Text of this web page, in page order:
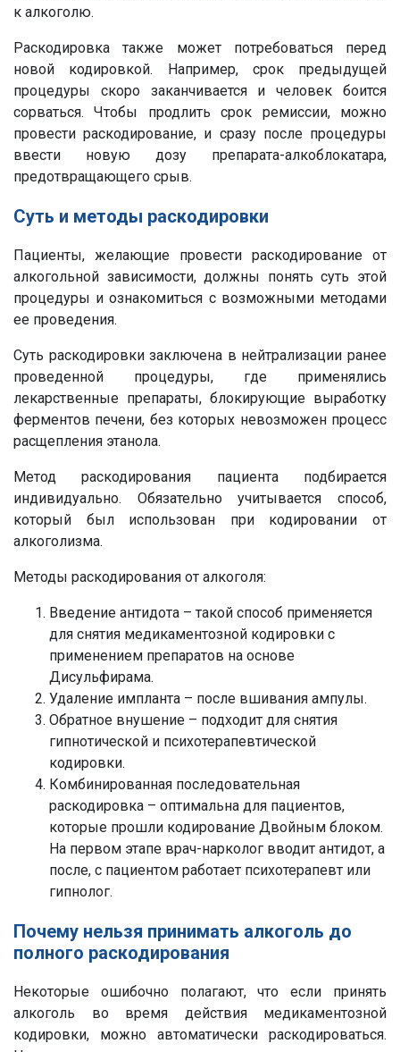
к алкоголю.
Раскодировка также может потребоваться перед
новой кодировкой. Например, срок предыдущей
процедуры скоро заканчивается и человек боится
сорваться. Чтобы продлить срок ремиссии, можно
провести раскодирование, и сразу после процедуры
ввести новую дозу препарата-алкоблокатара,
предотвращающего срыв.
Суть и методы раскодировки
Пациенты, желающие провести раскодирование от
алкогольной зависимости, должны понять суть этой
процедуры и ознакомиться с возможными методами
ее проведения.
Суть раскодировки заключена в нейтрализации ранее
проведенной процедуры, где применялись
лекарственные препараты, блокирующие выработку
ферментов печени, без которых невозможен процесс
расщепления этанола.
Метод раскодирования пациента подбирается
индивидуально. Обязательно учитывается способ,
который был использован при кодировании от
алкоголизма.
Методы раскодирования от алкоголя:
Введение антидота – такой способ применяется
для снятия медикаментозной кодировки с
применением препаратов на основе
Дисульфирама.
Удаление импланта – после вшивания ампулы.
Обратное внушение – подходит для снятия
гипнотической и психотерапевтической
кодировки.
Комбинированная последовательная
раскодировка – оптимальна для пациентов,
которые прошли кодирование Двойным блоком.
На первом этапе врач-нарколог вводит антидот, а
после, с пациентом работает психотерапевт или
гипнолог.
Почему нельзя принимать алкоголь до
полного раскодирования
Некоторые ошибочно полагают, что если принять
алкоголь во время действия медикаментозной
кодировки, можно автоматически раскодироваться.